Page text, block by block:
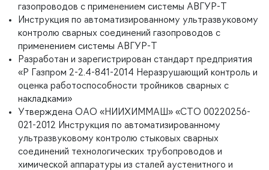
газопроводов с применением системы АВГУР-Т
Инструкция по автоматизированному ультразвуковому
контролю сварных соединений газопроводов с
применением системы АВГУР-Т
Разработан и зарегистрирован стандарт предприятия
«Р Газпром 2-2.4-841-2014 Неразрушающий контроль и
оценка работоспособности тройников сварных с
накладками»
Утверждена ОАО «НИИХИММАШ» «СТО 00220256-
021-2012 Инструкция по автоматизированному
ультразвуковому контролю стыковых сварных
соединений технологических трубопроводов и
химической аппаратуры из сталей аустенитного и